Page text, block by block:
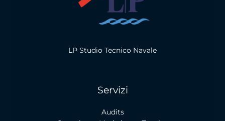
LP Studio Tecnico Navale
Servizi
Audits